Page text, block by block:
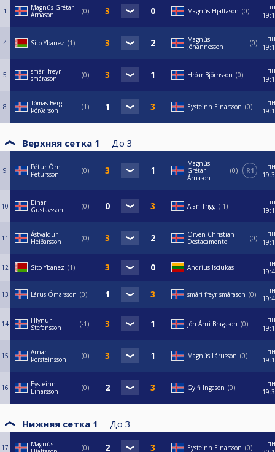
1
Magnús Grétar
Árnason
0 Magnús Hjaltason 0
пн
4 Sito Ybanez 1
Magnús
Jóhannesson
0
пн
5
smári freyr
smárason
0 Hróar Björnsson 0
пн
8
Tómas Berg
Þórðarson
1 Eysteinn Einarsson 0
пн
Верхняя сетка 1 До 3
9
Pétur Örn
Pétursson
0
Magnús
Grétar
Árnason
0 R1
пн
10
Einar
Gustavsson
0 Alan Trigg -1
пн
11
Ástvaldur
Heiðarsson
0
Orven Christian
Destacamento
0
пн
12 Sito Ybanez 1 Andrius Isciukas
пн
13 Lárus Ómarsson 0 smári freyr smárason 0
пн
14
Hlynur
Stefansson
-1 Jón Árni Bragason 0
пн
15
Arnar
Þorsteinsson
0 Magnús Lárusson 0
пн
16
Eysteinn
Einarsson
0 Gylfi Ingason 0
пн
Нижняя сетка 1 До 3
17
Magnús
0 Eysteinn Einarsson 0
пн